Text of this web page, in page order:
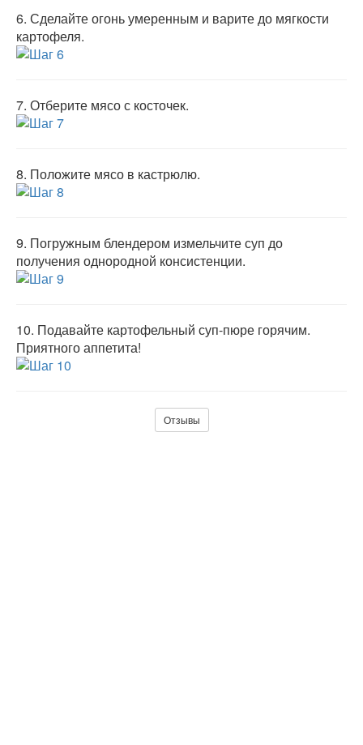
6. Сделайте огонь умеренным и варите до мягкости
картофеля.
7. Отберите мясо с косточек.
8. Положите мясо в кастрюлю.
9. Погружным блендером измельчите суп до
получения однородной консистенции.
10. Подавайте картофельный суп-пюре горячим.
Приятного аппетита!
Отзывы